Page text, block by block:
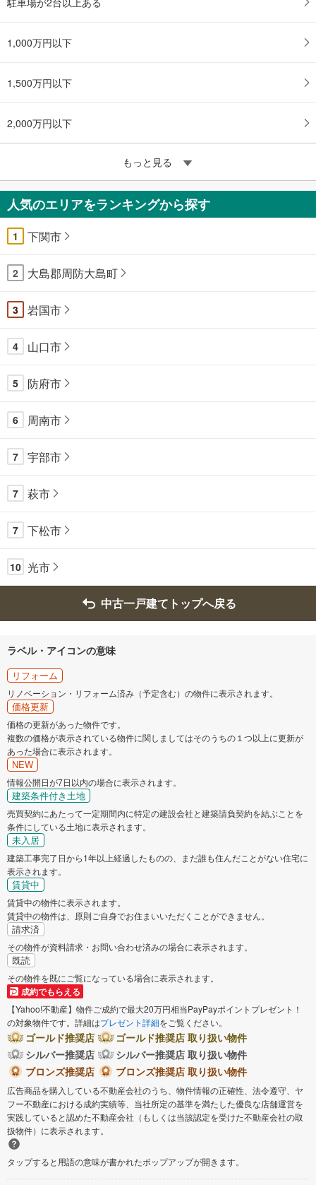
1,000万円以下
1,500万円以下
2,000万円以下
もっと見る
人気のエリアをランキングから探す
1 下関市
2 大島郡周防大島町
3 岩国市
4 山口市
5 防府市
6 周南市
7 宇部市
7 萩市
7 下松市
10 光市
中古一戸建てトップへ戻る
ラベル・アイコンの意味
リフォーム
リノベーション・リフォーム済み（予定含む）の物件に表示されます。
価格更新
価格の更新があった物件です。
複数の価格が表示されている物件に関しましてはそのうちの１つ以上に更新が
あった場合に表示されます。
NEW
情報公開日が7日以内の場合に表示されます。
建築条件付き土地
売買契約にあたって一定期間内に特定の建設会社と建築請負契約を結ぶことを
条件にしている土地に表示されます。
未入居
建築工事完了日から1年以上経過したものの、まだ誰も住んだことがない住宅に
表示されます。
賃貸中
賃貸中の物件に表示されます。
賃貸中の物件は、原則ご自身でお住まいいただくことができません。
請求済
その物件が資料請求・お問い合わせ済みの場合に表示されます。
既読
その物件を既にご覧になっている場合に表示されます。
成約でもらえる
【Yahoo!不動産】物件ご成約で最大20万円相当PayPayポイントプレゼント！
の対象物件です。詳細はプレゼント詳細をご覧ください。
ゴールド推奨店
ゴールド推奨店 取り扱い物件
シルバー推奨店
シルバー推奨店 取り扱い物件
ブロンズ推奨店
ブロンズ推奨店 取り扱い物件
広告商品を購入している不動産会社のうち、物件情報の正確性、法令遵守、ヤ
フー不動産における成約実績等、当社所定の基準を満たした優良な店舗運営を
実践していると認めた不動産会社（もしくは当該認定を受けた不動産会社の取
扱物件）に表示されます。
タップすると用語の意味が書かれたポップアップが開きます。